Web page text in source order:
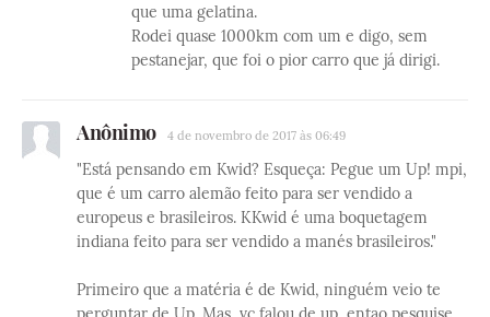
que uma gelatina.
Rodei quase 1000km com um e digo, sem
pestanejar, que foi o pior carro que já dirigi.
Anônimo 4 de novembro de 2017 às 06:49
"Está pensando em Kwid? Esqueça: Pegue um Up! mpi,
que é um carro alemão feito para ser vendido a
europeus e brasileiros. KKwid é uma boquetagem
indiana feito para ser vendido a manés brasileiros."
Primeiro que a matéria é de Kwid, ninguém veio te